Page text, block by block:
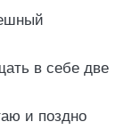
в себе две
и поздно